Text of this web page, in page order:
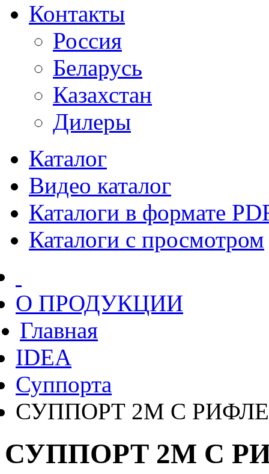
Контакты
Россия
Беларусь
Казахстан
Дилеры
Каталог
Видео каталог
Каталоги в формате
Каталоги с просмотром
О ПРОДУКЦИИ
Главная
IDEA
Суппорта
СУППОРТ 2M С
СУППОРТ 2M С